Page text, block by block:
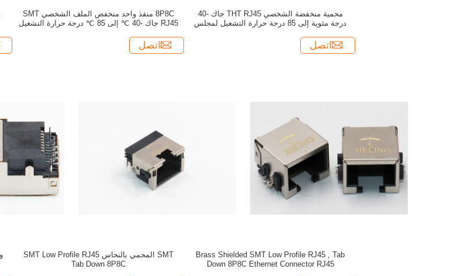
8P8C منفذ واحد منخفض الملف الشخصي SMT
RJ45 جاك -40 ℃ إلى 85 ℃ درجة حرارة التشغيل
اتصل
محمية منخفضة الشخصي THT RJ45 جاك -40
درجة مئوية إلى 85 درجة حرارة التشغيل لمجلس
اتصل
SMT المحمي بالنحاس SMT Low Profile RJ45
Tab Down 8P8C
Brass Shielded SMT Low Profile RJ45 , Tab
Down 8P8C Ethernet Connector RJ45